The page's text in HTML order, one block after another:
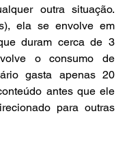
outra situação.
ela se envolve em
duram cerca de 3
o consumo de
gasta apenas 20
antes que ele
para outras